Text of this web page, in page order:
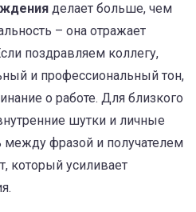
делает больше, чем
– она отражает
поздравляем коллегу,
и профессиональный тон,
о работе. Для близкого
шутки и личные
между фразой и получателем
который усиливает